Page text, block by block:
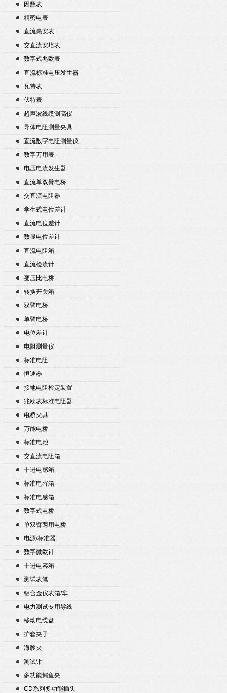
因数表
精密电表
直流毫安表
交直流安培表
数字式兆欧表
直流标准电压发生器
瓦特表
伏特表
超声波线缆测高仪
导体电阻测量夹具
直流数字电阻测量仪
数字万用表
电压电流发生器
直流单双臂电桥
交直流电阻器
学生式电位差计
直流电位差计
数显电位差计
直流电阻箱
直流检流计
变压比电桥
转换开关箱
双臂电桥
单臂电桥
电位差计
电阻测量仪
标准电阻
恒速器
接地电阻检定装置
兆欧表标准电阻器
电桥夹具
万能电桥
标准电池
交直流电阻箱
十进电感箱
标准电容箱
标准电感箱
数字式电桥
单双臂两用电桥
电源/标准器
数字微欧计
十进电容箱
测试表笔
铝合金仪表箱/车
电力测试专用导线
移动电缆盘
护套夹子
海豚夹
测试钳
多功能鳄鱼夹
CD系列多功能插头